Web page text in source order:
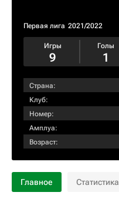
Первая лига 2021/2022
Игры
9
Голы
1
Страна:
Клуб:
Номер:
Амплуа:
Возраст:
Главное Статистика